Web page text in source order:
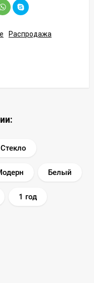
Распродажа
Стекло
Белый
1 год